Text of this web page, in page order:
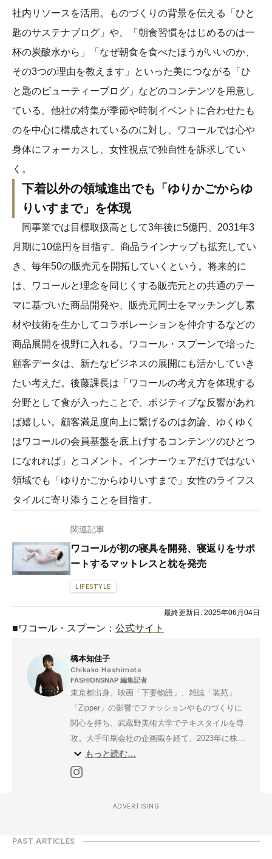
社内リソースを活用。ものづくりの背景を伝える「ひと
匙のサステナブログ」や、「朝食習慣をはじめるのは一
杯の炭酸水から」「なぜ朝食を食べたほうがいいのか、
その3つの理由を教えます」といった美につながる「ひ
と匙のビューティーブログ」などのコンテンツを用意し
ている。他社の特集が季節や時制イベントに合わせたも
のを中心に構成されているのに対し、ワコールでは心や
身体にフォーカスし、女性視点で独自性を訴求してい
く。
下着以外の領域進出でも「ゆりかごからゆ
りいすまで」を体現
同事業では目標取扱高として3年後に5億円、2031年3
月期に10億円を目指す。商品ラインナップも拡充してい
き、毎年50の販売元を開拓していくという。将来的に
は、ワコールと理念を同じくする販売元との共通のテー
マに基づいた商品開発や、販売元同士をマッチングし素
材や技術を生かしてコラボレーションを仲介するなどの
商品展開を視野に入れる。ワコール・スプーンで培った
顧客データは、新たなビジネスの展開にも活かしていき
たい考えだ。後藤課長は「ワコールの考え方を体現する
分野として食が入ったことで、ポジティブな反響があれ
ば嬉しい。顧客満足度向上に繋げるのは勿論、ゆくゆく
はワコールの会員基盤を底上げするコンテンツのひとつ
になれれば」とコメント。インナーウェアだけではない
領域でも「ゆりかごからゆりいすまで」女性のライフス
タイルに寄り添うことを目指す。
関連記事
ワコールが初の寝具を開発、寝返りをサポ
ートするマットレスと枕を発売
LIFESTYLE
最終更新日: 2025年06月04日
■ワコール・スプーン： 公式サイト
橋本知佳子
Chikako Hashimoto
FASHIONSNAP 編集記者
東京都出身。映画「下妻物語」、雑誌「装苑」
「Zipper」の影響でファッションやものづくりに
関心を持ち、武蔵野美術大学でテキスタイルを専
攻。大手印刷会社の企画職を経て、2023年に株式
会社レコオーランドに入社。ファッション小物・
アクセサリー、繊維企業を中心に取材。
もっと読む…
ADVERTISING
PAST ARTICLES